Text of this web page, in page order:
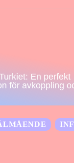
En perfekt
för avkoppling